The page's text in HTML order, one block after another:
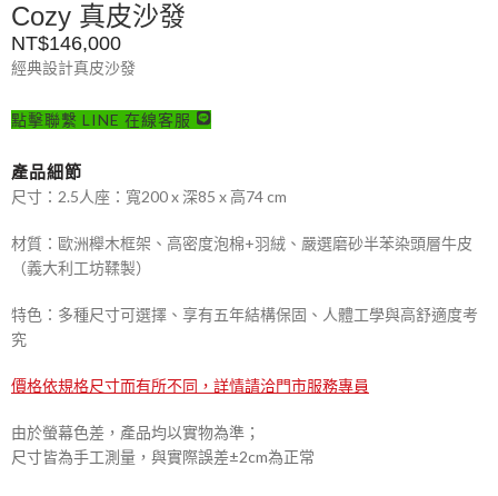
Cozy 真皮沙發
NT$146,000
經典設計真皮沙發
點擊聯繫 LINE 在線客服
產品細節
尺寸：2.5人座：寬200 x 深85 x 高74 cm
材質：歐洲櫸木框架、高密度泡棉+羽絨、嚴選磨砂半苯染頭層牛皮
（義大利工坊鞣製）
特色：多種尺寸可選擇、享有五年結構保固、人體工學與高舒適度考
究
價格依規格尺寸而有所不同，詳情請洽門市服務專員
由於螢幕色差，產品均以實物為準；
尺寸皆為手工測量，與實際誤差±2cm為正常